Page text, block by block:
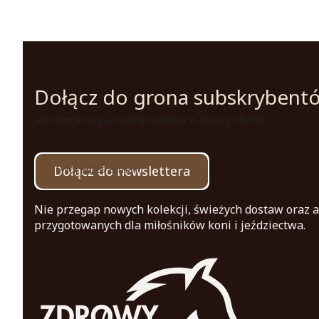
Dołącz do grona
Twój adres e-mail
Dołącz do newslettera
Nie przegap nowych kolekcji, świeżych dostaw oraz
przygotowanych dla miłośników koni i jeździectwa.